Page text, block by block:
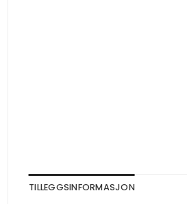
TILLEGGSINFORMASJON